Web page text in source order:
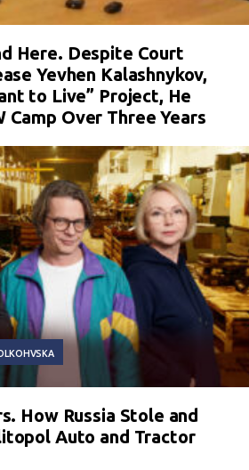
Here. Despite Court
Yevhen Kalashnykov,
to Live” Project, He
Camp Over Three Years
How Russia Stole and
Auto and Tractor